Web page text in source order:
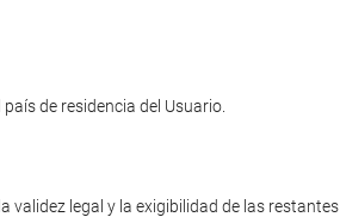
de residencia del Usuario.
validez legal y la exigibilidad de las restantes